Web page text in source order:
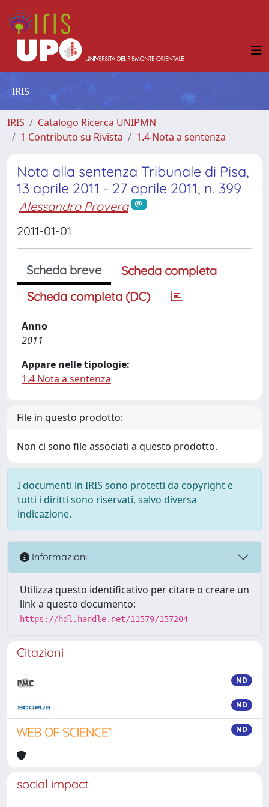
IRIS
IRIS
Catalogo Ricerca UNIPMN
1 Contributo su Rivista
1.4 Nota a sentenza
Nota alla sentenza Tribunale di Pisa,
13 aprile 2011 - 27 aprile 2011, n. 399
Alessandro Provera
2011-01-01
Scheda breve
Scheda completa
Scheda completa (DC)
Anno
2011
Appare nelle tipologie:
1.4 Nota a sentenza
File in questo prodotto:
Non ci sono file associati a questo prodotto.
I documenti in IRIS sono protetti da copyright e
tutti i diritti sono riservati, salvo diversa
indicazione.
Informazioni
Utilizza questo identificativo per citare o creare un
link a questo documento:
https://hdl.handle.net/11579/157204
Citazioni
ND
ND
ND
social impact